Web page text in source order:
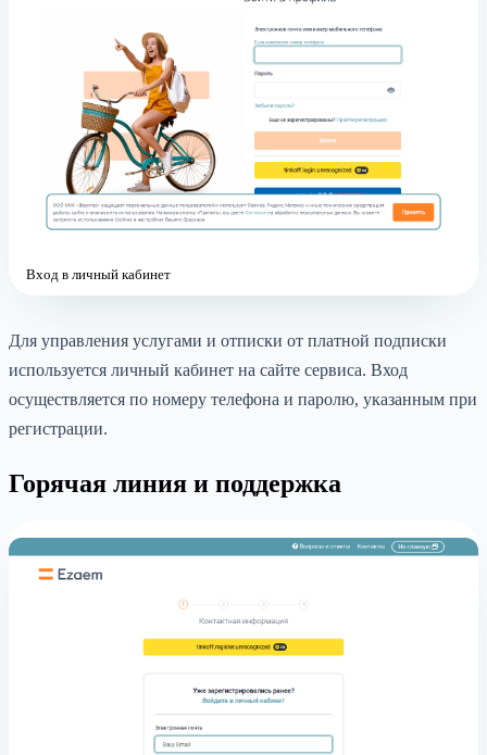
Вход в личный кабинет
Для управления услугами и отписки от платной подписки
используется личный кабинет на сайте сервиса. Вход
осуществляется по номеру телефона и паролю, указанным при
регистрации.
Горячая линия и поддержка